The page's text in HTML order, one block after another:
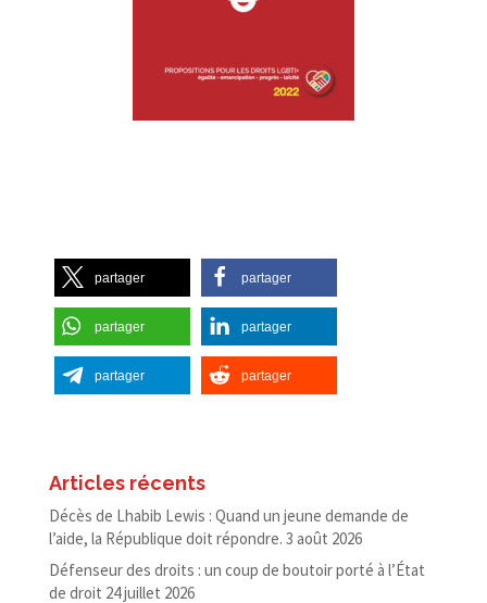
partager partager
partager partager
partager partager
Articles récents
Décès de Lhabib Lewis : Quand un jeune demande de
l’aide, la République doit répondre. 3 août 2026
Défenseur des droits : un coup de boutoir porté à l’État
de droit 24 juillet 2026